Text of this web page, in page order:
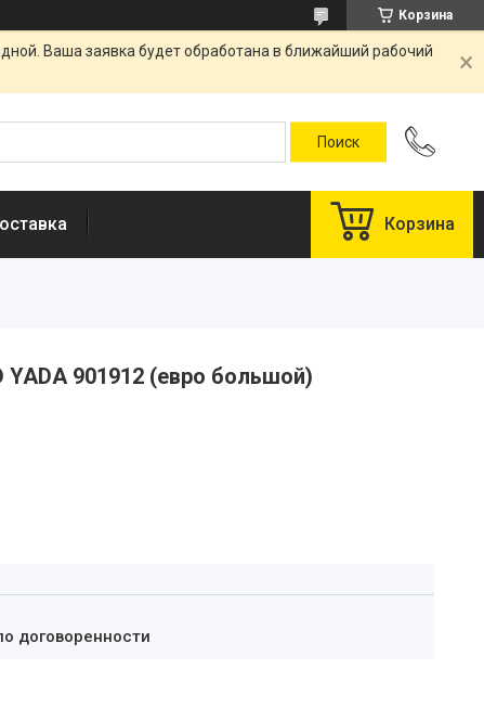
Корзина
Ваша заявка будет обработана в ближайший рабочий
Корзина
YADA 901912 (евро большой)
договоренности